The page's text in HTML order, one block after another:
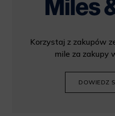
Korzystaj z zakupów
mile za zakupy
DOWIEDZ